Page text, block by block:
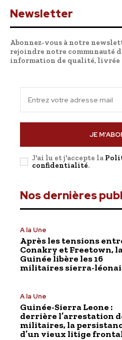
Newsletter
Abonnez-vous à notre
rejoindre notre communauté
information de qualité, livrée
JE
J'ai lu et j'accepte la
confidentialité.
Nos dernières
A la Une
Après les tensions
Conakry et Freetown,
Guinée libère les 16
militaires sierra-
A la Une
Guinée-Sierra Leone :
derrière l’arrestation
militaires, la
d’un vieux litige